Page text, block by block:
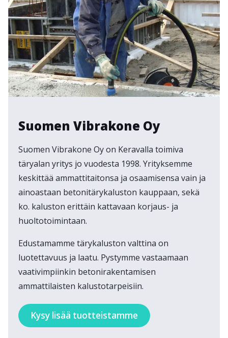
Suomen Vibrakone Oy
Suomen Vibrakone Oy on Keravalla toimiva
täryalan yritys jo vuodesta 1998. Yrityksemme
keskittää ammattitaitonsa ja osaamisensa vain ja
ainoastaan betonitärykaluston kauppaan, sekä
ko. kaluston erittäin kattavaan korjaus- ja
huoltotoimintaan.
Edustamamme tärykaluston valttina on
luotettavuus ja laatu. Pystymme vastaamaan
vaativimpiinkin betonirakentamisen
ammattilaisten kalustotarpeisiin.
Kysy lisää tuotteistamme